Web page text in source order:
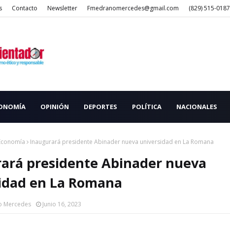
Contacto Newsletter Fmedranomercedes@gmail.com (829) 515-0187
OPINIÓN DEPORTES POLÍTICA NACIONALES
Inaugurará presidente Abinader nueva universidad en La Romana
presidente Abinader nueva
en La Romana
Mercedes Junio 16, 2023